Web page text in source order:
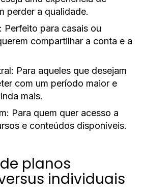
perder a qualidade.
Perfeito para casais ou
compartilhar a conta e a
Para aqueles que desejam
com um período maior e
mais.
Para quem quer acesso a
e conteúdos disponíveis.
planos
individuais